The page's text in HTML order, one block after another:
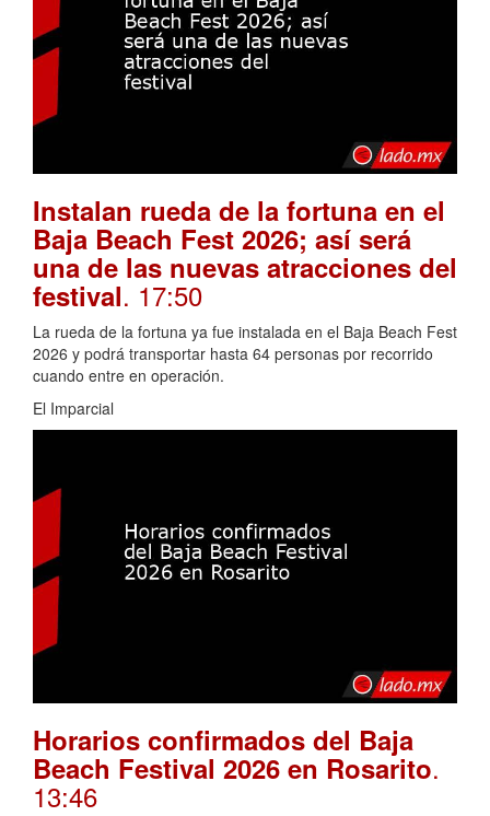
Instalan rueda de la fortuna en el
Baja Beach Fest 2026; así será
una de las nuevas atracciones del
festival. 17:50
La rueda de la fortuna ya fue instalada en el Baja Beach Fest
2026 y podrá transportar hasta 64 personas por recorrido
cuando entre en operación.
El Imparcial
Horarios confirmados del Baja
Beach Festival 2026 en Rosarito.
13:46